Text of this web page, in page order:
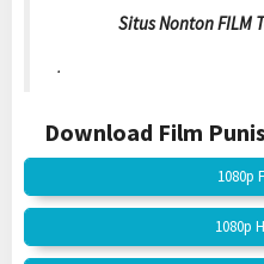
Situs Nonton FILM
.
Download Film
1080p
1080p